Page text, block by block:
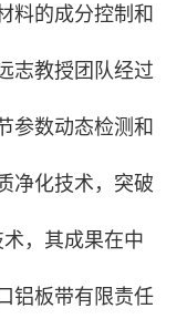
料的成分控制和
志教授团队经过
参数动态检测和
净化技术，突破
术，其成果在中
铝板带有限责任